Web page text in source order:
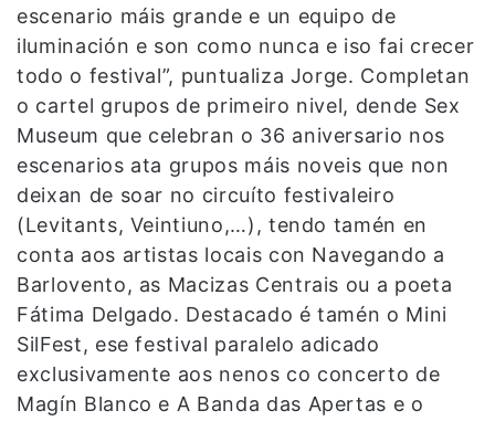
escenario máis grande e un equipo de
iluminación e son como nunca e iso fai crecer
todo o festival”, puntualiza Jorge. Completan
o cartel grupos de primeiro nivel, dende Sex
Museum que celebran o 36 aniversario nos
escenarios ata grupos máis noveis que non
deixan de soar no circuíto festivaleiro
(Levitants, Veintiuno,…), tendo tamén en
conta aos artistas locais con Navegando a
Barlovento, as Macizas Centrais ou a poeta
Fátima Delgado. Destacado é tamén o Mini
SilFest, ese festival paralelo adicado
exclusivamente aos nenos co concerto de
Magín Blanco e A Banda das Apertas e o